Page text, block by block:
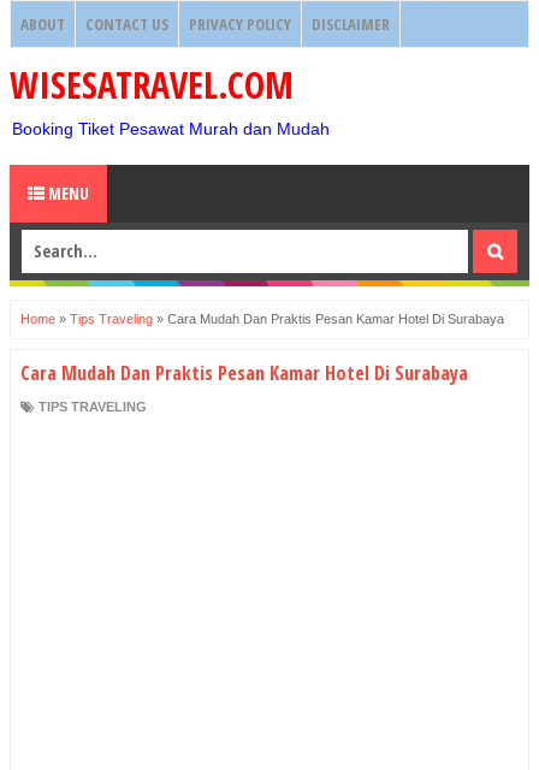
ABOUT CONTACT US PRIVACY POLICY DISCLAIMER
WISESATRAVEL.COM
Booking Tiket Pesawat Murah dan Mudah
MENU
Home » Tips Traveling » Cara Mudah Dan Praktis Pesan Kamar Hotel Di Surabaya
Cara Mudah Dan Praktis Pesan Kamar Hotel Di Surabaya
TIPS TRAVELING